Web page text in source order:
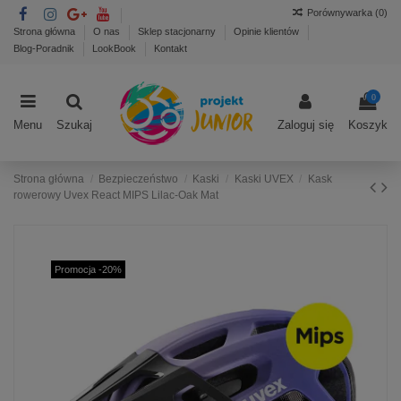
Strona główna O nas Sklep stacjonarny
Opinie klientów
Blog-Poradnik
LookBook Kontakt
Porównywarka (0)
Menu Szukaj Zaloguj się
0
Koszyk
Strona główna Bezpieczeństwo Kaski Kaski UVEX
Kask
rowerowy Uvex React MIPS Lilac-Oak Mat
Promocja -20%